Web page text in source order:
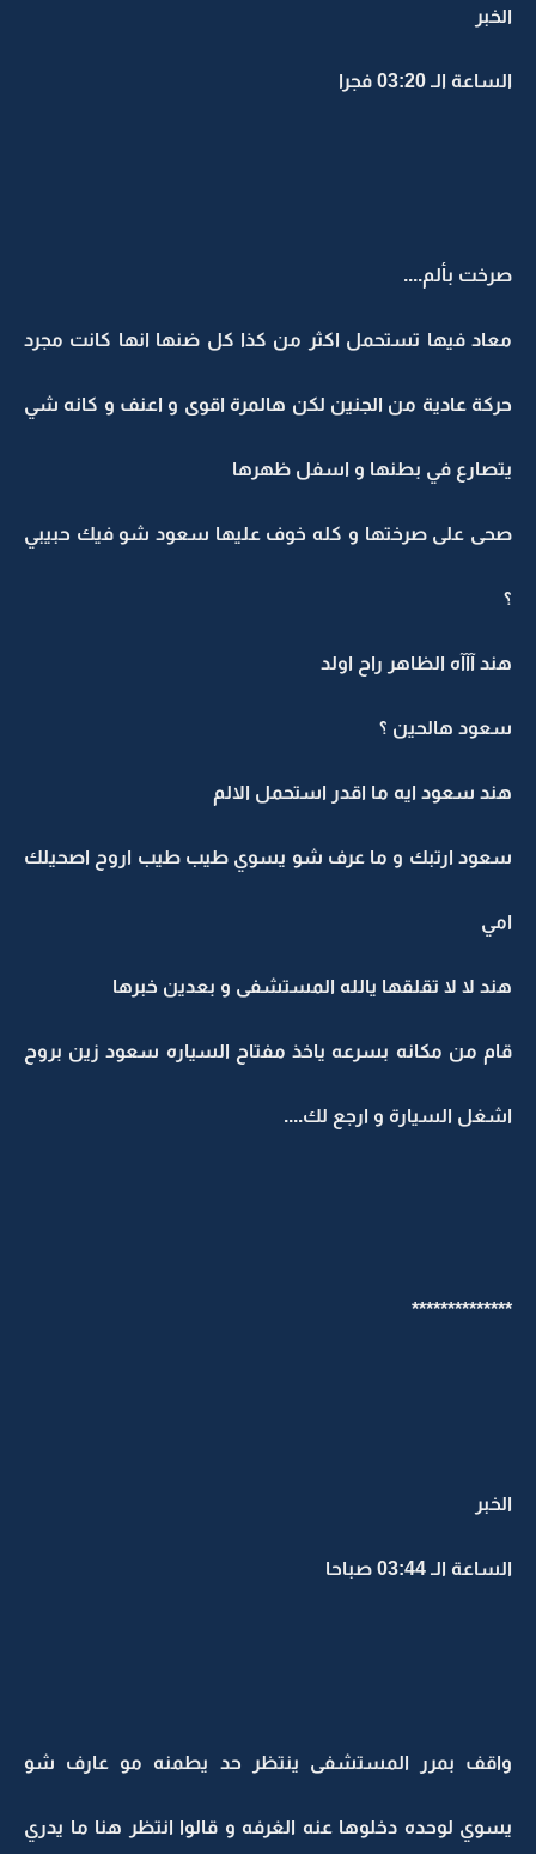
الخبر
الساعة الـ 03:20 فجرا
صرخت بألم....
معاد فيها تستحمل اكثر من كذا كل ضنها انها كانت مجرد
حركة عادية من الجنين لكن هالمرة اقوى و اعنف و كانه شي
يتصارع في بطنها و اسفل ظهرها
صحى على صرختها و كله خوف عليها سعود شو فيك حبيبي
؟
هند آآآه الظاهر راح اولد
سعود هالحين ؟
هند سعود ايه ما اقدر استحمل الالم
سعود ارتبك و ما عرف شو يسوي طيب طيب اروح اصحيلك
امي
هند لا لا تقلقها يالله المستشفى و بعدين خبرها
قام من مكانه بسرعه ياخذ مفتاح السياره سعود زين بروح
اشغل السيارة و ارجع لك....
**************
الخبر
الساعة الـ 03:44 صباحا
واقف بمرر المستشفى ينتظر حد يطمنه مو عارف شو
يسوي لوحده دخلوها عنه الغرفه و قالوا انتظر هنا ما يدري